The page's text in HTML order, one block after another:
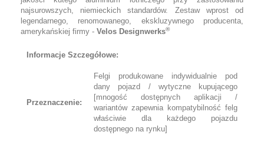
najsurowszych, niemieckich standardów. Zestaw wprost od
legendarnego, renomowanego, ekskluzywnego producenta,
amerykańskiej firmy - Velos Designwerks®
Informacje Szczegółowe:
Przeznaczenie:
Felgi produkowane indywidualnie pod
dany pojazd / wytyczne kupującego
[mnogość dostępnych aplikacji /
wariantów zapewnia kompatybilność felg
właściwie dla każdego pojazdu
dostępnego na rynku]